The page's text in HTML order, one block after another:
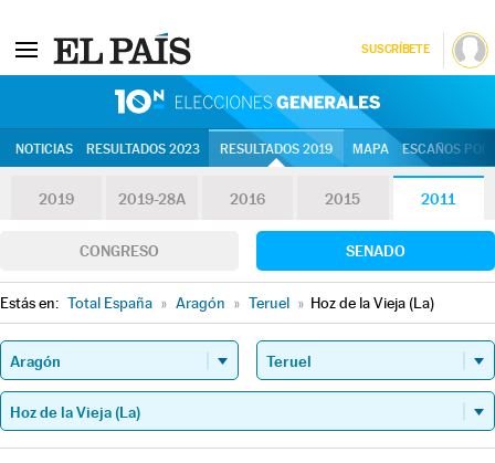
SUSCRÍBETE
NOTICIAS RESULTADOS 2023 RESULTADOS 2019 MAPA ESCAÑOS
2019 2019-28A 2016 2015 2011
CONGRESO SENADO
Estás en: Total España » Aragón » Teruel » Hoz de la Vieja (La)